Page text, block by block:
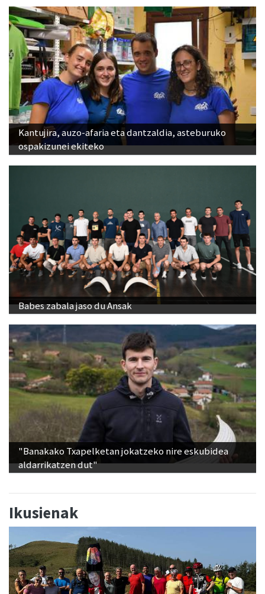
Kantujira, auzo-afaria eta dantzaldia, asteburuko
ospakizunei ekiteko
Babes zabala jaso du Ansak
"Banakako Txapelketan jokatzeko nire eskubidea
aldarrikatzen dut"
Ikusienak